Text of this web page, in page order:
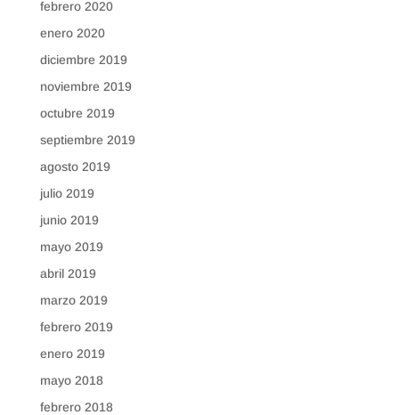
febrero 2020
enero 2020
diciembre 2019
noviembre 2019
octubre 2019
septiembre 2019
agosto 2019
julio 2019
junio 2019
mayo 2019
abril 2019
marzo 2019
febrero 2019
enero 2019
mayo 2018
febrero 2018